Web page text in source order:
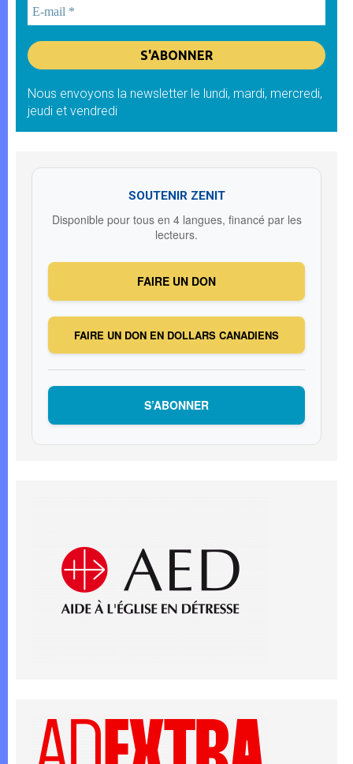
Nous envoyons la newsletter le lundi, mardi, mercredi,
jeudi et vendredi
SOUTENIR ZENIT
Disponible pour tous en 4 langues, financé par les
lecteurs.
FAIRE UN DON
FAIRE UN DON EN DOLLARS CANADIENS
S’ABONNER